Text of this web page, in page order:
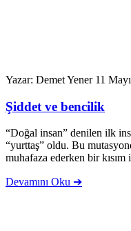
Yazar: Demet Yener 11
Şiddet ve bencilik
“Doğal insan” denilen ilk
“yurttaş” oldu. Bu
muhafaza ederken bir kısım
Devamını Oku ➔